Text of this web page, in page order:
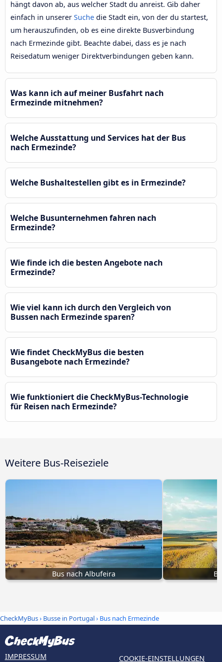
hängt davon ab, aus welcher Stadt du anreist. Gib daher
einfach in unserer Suche die Stadt ein, von der du startest,
um herauszufinden, ob es eine direkte Busverbindung
nach Ermezinde gibt. Beachte dabei, dass es je nach
Reisedatum weniger Direktverbindungen geben kann.
Was kann ich auf meiner Busfahrt nach
Ermezinde mitnehmen?
Welche Ausstattung und Services hat der Bus
nach Ermezinde?
Welche Bushaltestellen gibt es in Ermezinde?
Welche Busunternehmen fahren nach
Ermezinde?
Wie finde ich die besten Angebote nach
Ermezinde?
Wie viel kann ich durch den Vergleich von
Bussen nach Ermezinde sparen?
Wie findet CheckMyBus die besten
Busangebote nach Ermezinde?
Wie funktioniert die CheckMyBus-Technologie
für Reisen nach Ermezinde?
Weitere Bus-Reiseziele
Bus nach Albufeira
CheckMyBus› Busse in Portugal› Bus nach Ermezinde
IMPRESSUM COOKIE-EINSTELLUNGEN